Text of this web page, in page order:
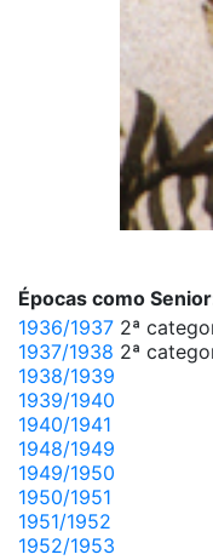
Épocas como
1936/1937 2ª
1937/1938 2ª
1938/1939
1939/1940
1940/1941
1948/1949
1949/1950
1950/1951
1951/1952
1952/1953